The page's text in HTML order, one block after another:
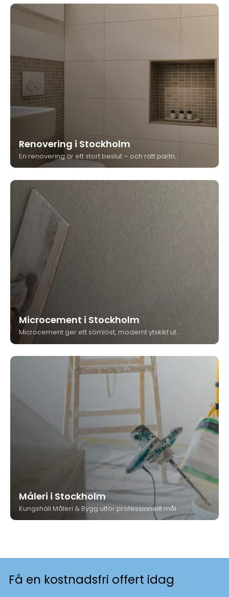
Renovering i Stockholm
En renovering är ett stort beslut – och rätt partner gör hela skillnaden. Kungshäll Måleri & Bygg utför renovering i Stockholm från golv till tak, med fast pris, egen projektledning och över 35 års erfarenhet i branschen.
Microcement i Stockholm
Microcement ger ett sömlöst, modernt ytskikt utan fogar – på golv, väggar och i våtrum. Kungshäll Måleri & Bygg är våtrumscertifierade och utför microcement i Stockholm med hög precision och garantiåtagande.
Måleri i Stockholm
Kungshäll Måleri & Bygg utför professionellt måleri i Stockholm - invändigt och utvändigt, för privatpersoner och fastighetsägare. Med över 35 års erfarenhet, medlemskap i Måleriföretagen och ett tydligt garantiåtagande vet du att jobbet görs rätt.
Få en kostnadsfri offert idag